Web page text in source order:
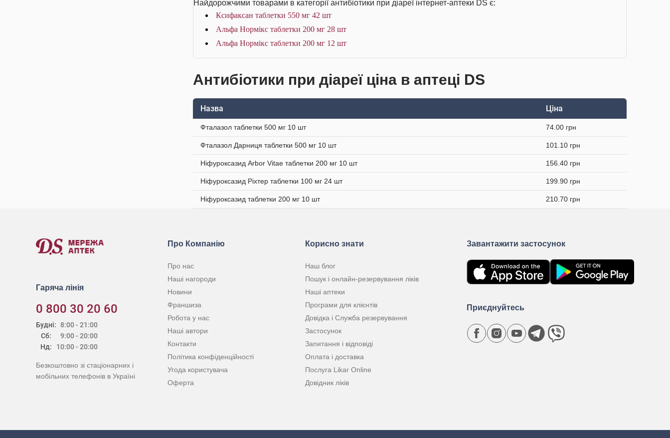
Найдорожчими товарами в категорії антибіотики при діареї інтернет-аптеки DS є:
Ксифаксан таблетки 550 мг 42 шт
Альфа Нормікс таблетки 200 мг 28 шт
Альфа Нормікс таблетки 200 мг 12 шт
Антибіотики при діареї ціна в аптеці DS
Назва Ціна
Фталазол таблетки 500 мг 10 шт 74.00 грн
Фталазол Дарниця таблетки 500 мг 10 шт 101.10 грн
Ніфуроксазид Arbor Vitae таблетки 200 мг 10 шт 156.40 грн
Ніфуроксазид Ріхтер таблетки 100 мг 24 шт 199.90 грн
Ніфуроксазид таблетки 200 мг 10 шт 210.70 грн
Гаряча лінія
0 800 30 20 60
Будні:
Сб:
Нд:
8:00 - 21:00
9:00 - 20:00
10:00 - 20:00
Безкоштовно зі стаціонарних і
мобільних телефонів в Україні
Про Компанію
Про нас
Наші нагороди
Новини
Франшиза
Робота у нас
Наші автори
Контакти
Політика конфіденційності
Угода користувача
Оферта
Корисно знати
Наш блог
Пошук і онлайн-резервування ліків
Наші аптеки
Програми для клієнтів
Довідка і Служба резервування
Застосунок
Запитання і відповіді
Оплата і доставка
Послуга Likar Online
Довідник ліків
Завантажити застосунок
Приєднуйтесь